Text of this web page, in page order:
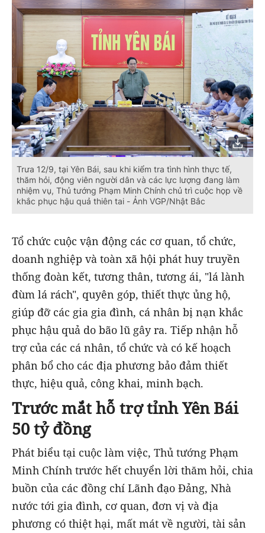
Trưa 12/9, tại Yên Bái, sau khi kiểm tra tình hình thực tế,
thăm hỏi, động viên người dân và các lực lượng đang làm
nhiệm vụ, Thủ tướng Phạm Minh Chính chủ trì cuộc họp về
khắc phục hậu quả thiên tai - Ảnh VGP/Nhật Bắc
Tổ chức cuộc vận động các cơ quan, tổ chức,
doanh nghiệp và toàn xã hội phát huy truyền
thống đoàn kết, tương thân, tương ái, "lá lành
đùm lá rách", quyên góp, thiết thực ủng hộ,
giúp đỡ các gia gia đình, cá nhân bị nạn khắc
phục hậu quả do bão lũ gây ra. Tiếp nhận hỗ
trợ của các cá nhân, tổ chức và có kế hoạch
phân bổ cho các địa phương bảo đảm thiết
thực, hiệu quả, công khai, minh bạch.
Trước mắt hỗ trợ tỉnh Yên Bái
50 tỷ đồng
Phát biểu tại cuộc làm việc, Thủ tướng Phạm
Minh Chính trước hết chuyển lời thăm hỏi, chia
buồn của các đồng chí Lãnh đạo Đảng, Nhà
nước tới gia đình, cơ quan, đơn vị và địa
phương có thiệt hại, mất mát về người, tài sản